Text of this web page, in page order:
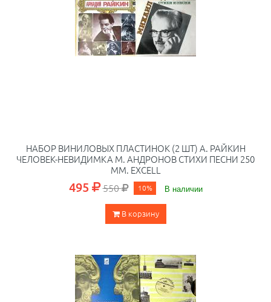
НАБОР ВИНИЛОВЫХ ПЛАСТИНОК (2 ШТ) А. РАЙКИН
ЧЕЛОВЕК-НЕВИДИМКА М. АНДРОНОВ СТИХИ ПЕСНИ 250
ММ. EXCELL
495 550 10% В наличии
В корзину